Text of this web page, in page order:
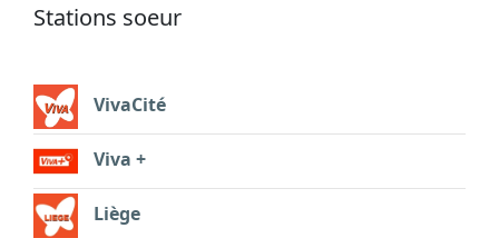
Stations soeur
VivaCité
Viva +
Liège